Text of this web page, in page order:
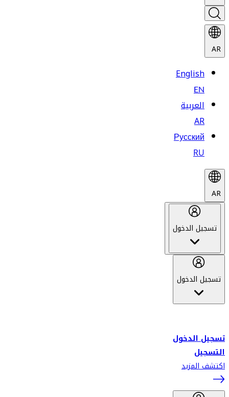
AR
English
EN
العربية
AR
Русский
RU
AR
تسجيل الدخول
تسجيل الدخول
تسجيل الدخول
التسجيل
اكتشف المزيد